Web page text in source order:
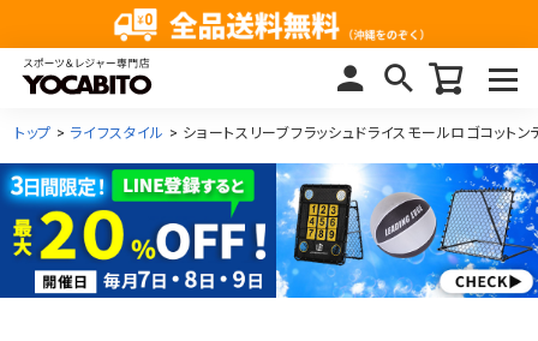
トップ ライフスタイル ショートスリーブフラッシュドライスモールロゴコッ